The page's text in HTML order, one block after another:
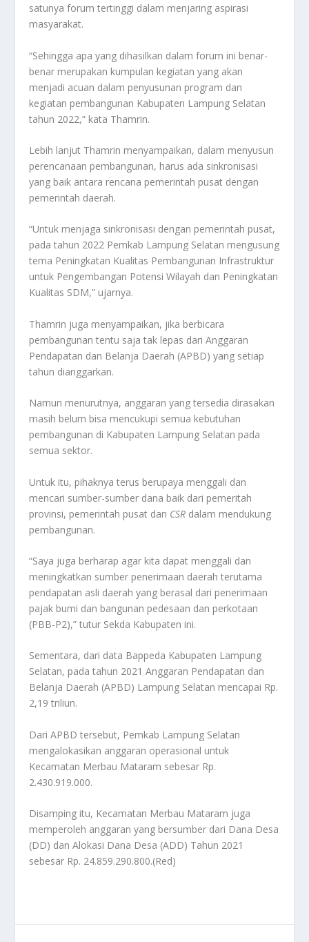
satunya forum tertinggi dalam menjaring aspirasi
masyarakat.
“Sehingga apa yang dihasilkan dalam forum ini benar-
benar merupakan kumpulan kegiatan yang akan
menjadi acuan dalam penyusunan program dan
kegiatan pembangunan Kabupaten Lampung Selatan
tahun 2022,” kata Thamrin.
Lebih lanjut Thamrin menyampaikan, dalam menyusun
perencanaan pembangunan, harus ada sinkronisasi
yang baik antara rencana pemerintah pusat dengan
pemerintah daerah.
“Untuk menjaga sinkronisasi dengan pemerintah pusat,
pada tahun 2022 Pemkab Lampung Selatan mengusung
tema Peningkatan Kualitas Pembangunan Infrastruktur
untuk Pengembangan Potensi Wilayah dan Peningkatan
Kualitas SDM,” ujarnya.
Thamrin juga menyampaikan, jika berbicara
pembangunan tentu saja tak lepas dari Anggaran
Pendapatan dan Belanja Daerah (APBD) yang setiap
tahun dianggarkan.
Namun menurutnya, anggaran yang tersedia dirasakan
masih belum bisa mencukupi semua kebutuhan
pembangunan di Kabupaten Lampung Selatan pada
semua sektor.
Untuk itu, pihaknya terus berupaya menggali dan
mencari sumber-sumber dana baik dari pemeritah
provinsi, pemerintah pusat dan CSR dalam mendukung
pembangunan.
“Saya juga berharap agar kita dapat menggali dan
meningkatkan sumber penerimaan daerah terutama
pendapatan asli daerah yang berasal dari penerimaan
pajak bumi dan bangunan pedesaan dan perkotaan
(PBB-P2),” tutur Sekda Kabupaten ini.
Sementara, dari data Bappeda Kabupaten Lampung
Selatan, pada tahun 2021 Anggaran Pendapatan dan
Belanja Daerah (APBD) Lampung Selatan mencapai Rp.
2,19 triliun.
Dari APBD tersebut, Pemkab Lampung Selatan
mengalokasikan anggaran operasional untuk
Kecamatan Merbau Mataram sebesar Rp.
2.430.919.000.
Disamping itu, Kecamatan Merbau Mataram juga
memperoleh anggaran yang bersumber dari Dana Desa
(DD) dan Alokasi Dana Desa (ADD) Tahun 2021
sebesar Rp. 24.859.290.800.(Red)